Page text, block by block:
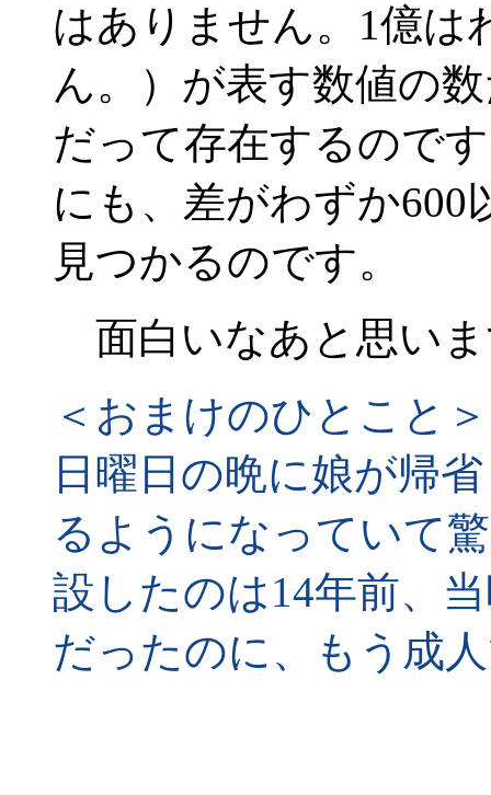
はありません。1億は
ん。）が表す数値の
だって存在するので
にも、差がわずか600
見つかるのです。
面白いなあと思い
＜おまけのひとこと＞
日曜日の晩に娘が帰
るようになっていて
設したのは14年前、
だったのに、もう成